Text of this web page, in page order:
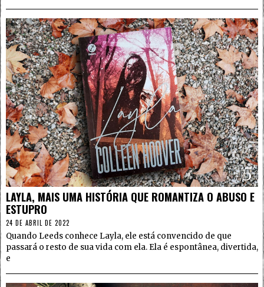
5
LAYLA, MAIS UMA HISTÓRIA QUE ROMANTIZA O ABUSO E
ESTUPRO
24 DE ABRIL DE 2022
Quando Leeds conhece Layla, ele está convencido de que
passará o resto de sua vida com ela. Ela é espontânea, divertida,
e